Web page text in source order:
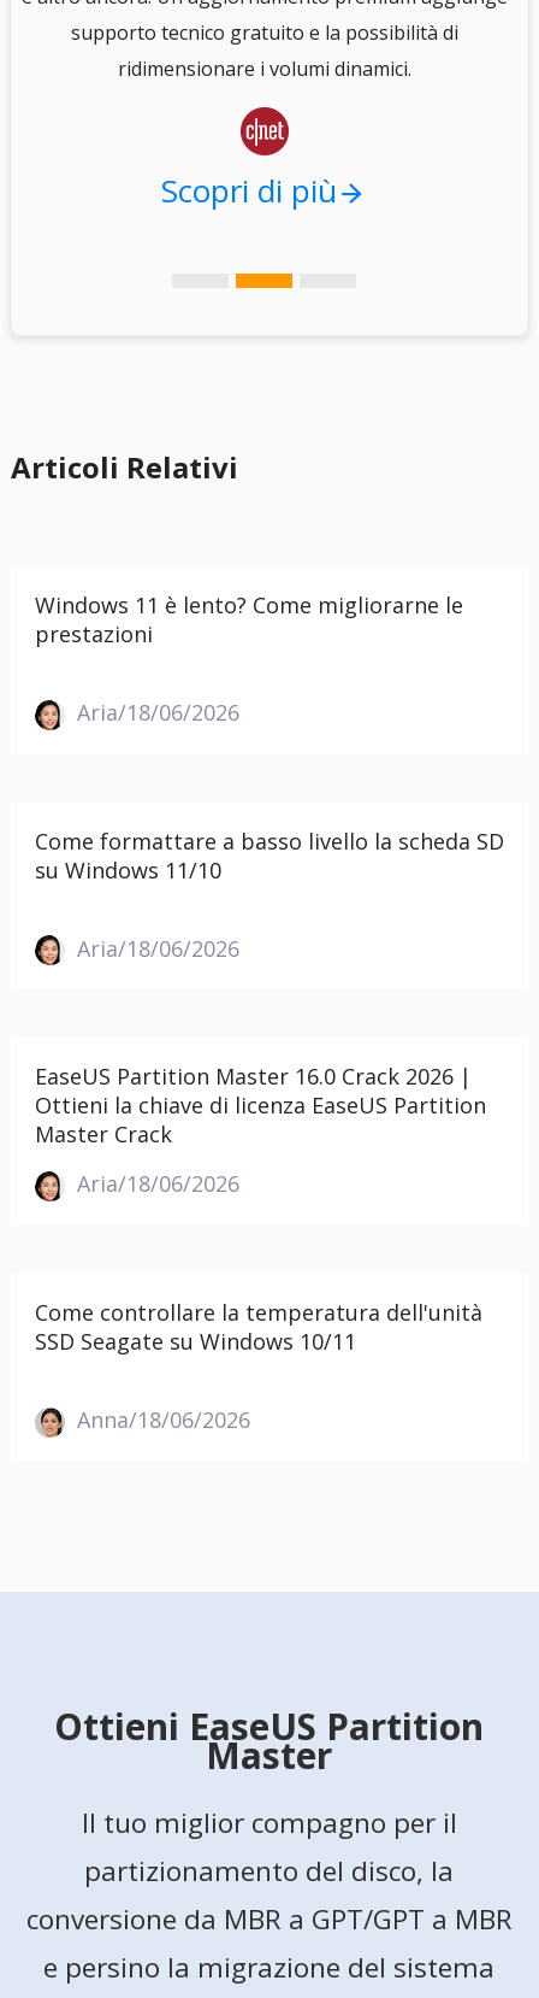
supporto tecnico gratuito e la possibilità di
ridimensionare i volumi dinamici.

Scopri di più
Articoli Relativi
Windows 11 è lento? Come migliorarne le
prestazioni
Aria/18/06/2026
Come formattare a basso livello la scheda SD
su Windows 11/10
Aria/18/06/2026
EaseUS Partition Master 16.0 Crack 2026 |
Ottieni la chiave di licenza EaseUS Partition
Master Crack
Aria/18/06/2026
Come controllare la temperatura dell'unità
SSD Seagate su Windows 10/11
Anna/18/06/2026
Ottieni EaseUS Partition
Master
Il tuo miglior compagno per il
partizionamento del disco, la
conversione da MBR a GPT/GPT a MBR
e persino la migrazione del sistema